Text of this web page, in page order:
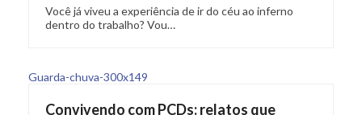
Você já viveu a experiência de ir do céu ao inferno
dentro do trabalho? Vou…
Convivendo com PCDs: relatos que